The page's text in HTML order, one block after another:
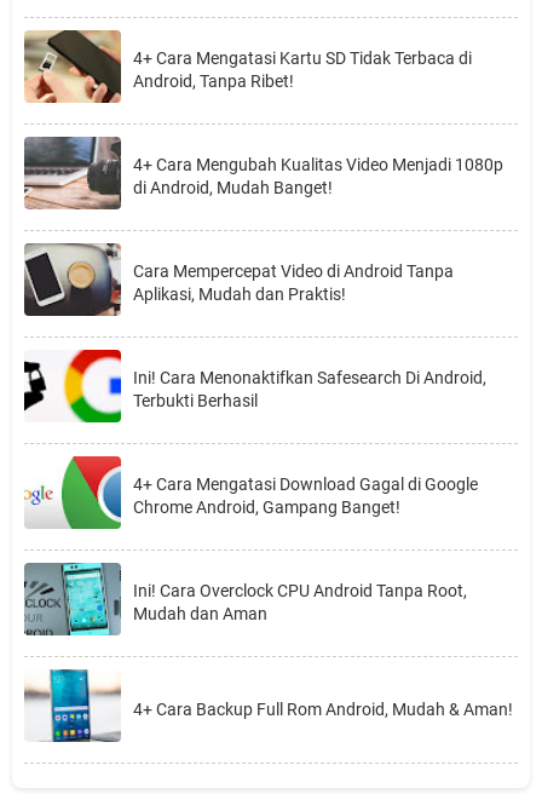
4+ Cara Mengatasi Kartu SD Tidak Terbaca di
Android, Tanpa Ribet!
4+ Cara Mengubah Kualitas Video Menjadi 1080p
di Android, Mudah Banget!
Cara Mempercepat Video di Android Tanpa
Aplikasi, Mudah dan Praktis!
Ini! Cara Menonaktifkan Safesearch Di Android,
Terbukti Berhasil
4+ Cara Mengatasi Download Gagal di Google
Chrome Android, Gampang Banget!
Ini! Cara Overclock CPU Android Tanpa Root,
Mudah dan Aman
4+ Cara Backup Full Rom Android, Mudah & Aman!